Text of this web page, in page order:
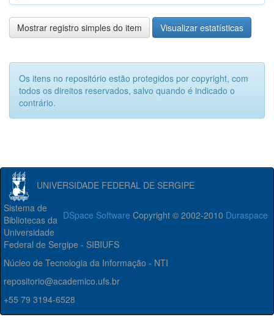
Mostrar registro simples do item Visualizar estatísticas
Os itens no repositório estão protegidos por copyright, com
todos os direitos reservados, salvo quando é indicado o
contrário.
UNIVERSIDADE FEDERAL DE SERGIPE
DSpace Software Copyright © 2002-2010 Duraspace
Sistema de
Bibliotecas da
Universidade
Federal de Sergipe - SIBIUFS
Núcleo de Tecnologia da Informação - NTI
repositorio@academico.ufs.br
+55 79 3194-6528